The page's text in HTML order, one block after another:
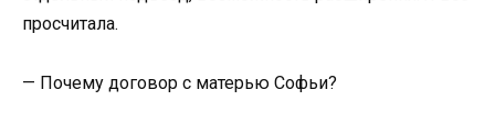
просчитала.
— Почему договор с матерью Софьи?